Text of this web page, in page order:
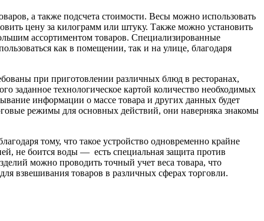
а также подсчета стоимости. Весы можно использовать
цену за килограмм или штуку. Также можно установить
ассортиментом товаров. Специализированные
как в помещении, так и на улице, благодаря
при приготовлении различных блюд в ресторанах,
заданное технологическое картой количество необходимых
информации о массе товара и других данных будет
режимы для основных действий, они наверняка знакомы
тому, что такое устройство одновременно крайне
не боится воды — есть специальная защита против
можно проводить точный учет веса товара, что
взвешивания товаров в различных сферах торговли.